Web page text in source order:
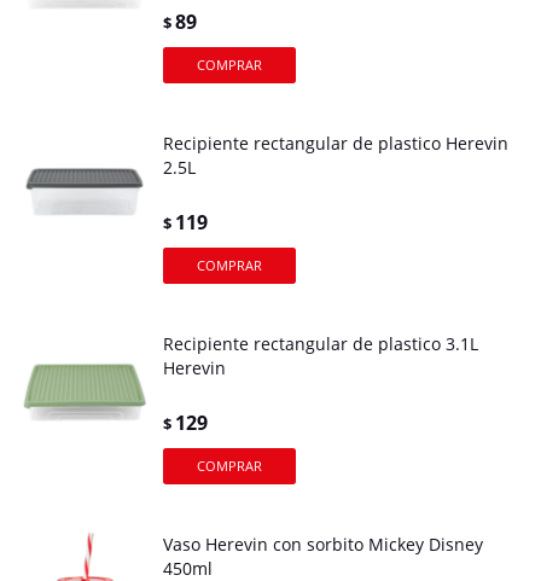
$89
Recipiente rectangular de plastico Herevin
2.5L
$ 119
Recipiente rectangular de plastico 3.1L
Herevin
$ 129
Vaso Herevin con sorbito Mickey Disney
450ml